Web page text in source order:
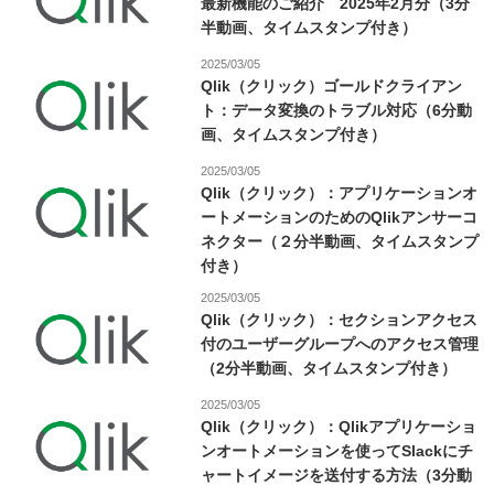
半動画、タイムスタンプ付き）
2025/03/05
Qlik（クリック）ゴールドクライアン
ト：データ変換のトラブル対応（6分動
画、タイムスタンプ付き）
2025/03/05
Qlik（クリック）：アプリケーションオ
ートメーションのためのQlikアンサーコ
ネクター（２分半動画、タイムスタンプ
付き）
2025/03/05
Qlik（クリック）：セクションアクセス
付のユーザーグループへのアクセス管理
（2分半動画、タイムスタンプ付き）
2025/03/05
Qlik（クリック）：Qlikアプリケーショ
ンオートメーションを使ってSlackにチ
ャートイメージを送付する方法（3分動